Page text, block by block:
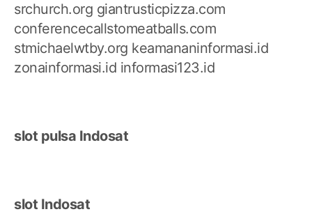
srchurch.org giantrusticpizza.com
conferencecallstomeatballs.com
stmichaelwtby.org keamananinformasi.id
zonainformasi.id informasi123.id
slot pulsa Indosat
slot Indosat